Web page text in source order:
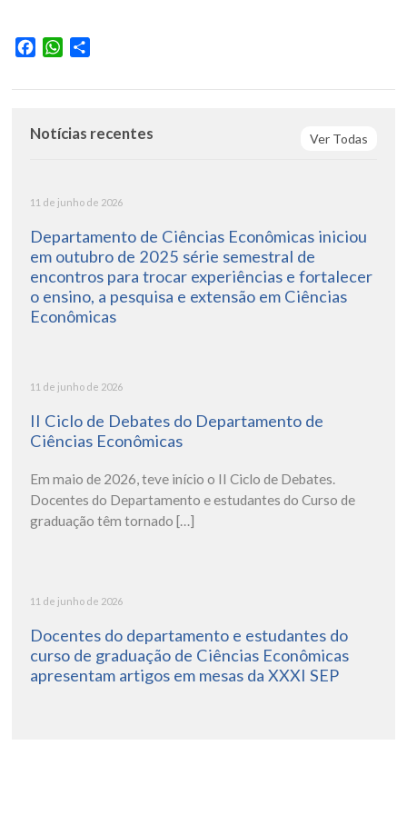
FacebookWhatsApp
Ver Todas
Notícias recentes
11 de junho de 2026
Departamento de Ciências Econômicas iniciou
em outubro de 2025 série semestral de
encontros para trocar experiências e fortalecer
o ensino, a pesquisa e extensão em Ciências
Econômicas
11 de junho de 2026
II Ciclo de Debates do Departamento de
Ciências Econômicas
Em maio de 2026, teve início o II Ciclo de Debates.
Docentes do Departamento e estudantes do Curso de
graduação têm tornado […]
11 de junho de 2026
Docentes do departamento e estudantes do
curso de graduação de Ciências Econômicas
apresentam artigos em mesas da XXXI SEP